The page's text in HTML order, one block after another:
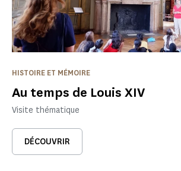
Au temps de Louis XIV
HISTOIRE ET MÉMOIRE
Visite thématique
DÉCOUVRIR